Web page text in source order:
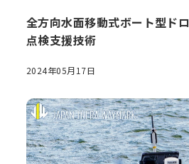
全方向水面移動式ボート型ド
点検支援技術
2024年05月17日